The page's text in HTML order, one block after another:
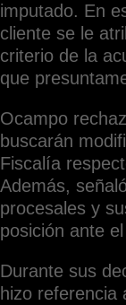
imputado. En
cliente se le
criterio de la
que
Ocampo
buscarán
Fiscalía
Además,
procesales y
posición ante
Durante sus
hizo referencia